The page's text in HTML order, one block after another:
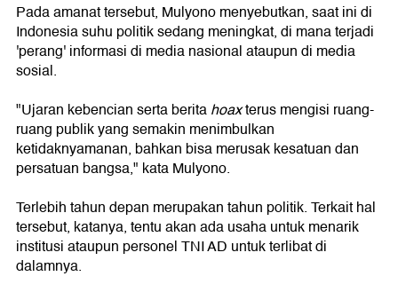
Pada amanat tersebut, Mulyono menyebutkan, saat ini di
Indonesia suhu politik sedang meningkat, di mana terjadi
'perang' informasi di media nasional ataupun di media
sosial.
"Ujaran kebencian serta beritahoaxterus mengisi ruang-
ruang publik yang semakin menimbulkan
ketidaknyamanan, bahkan bisa merusak kesatuan dan
persatuan bangsa," kata Mulyono.
Terlebih tahun depan merupakan tahun politik. Terkait hal
tersebut, katanya, tentu akan ada usaha untuk menarik
institusi ataupun personel TNI AD untuk terlibat di
dalamnya.